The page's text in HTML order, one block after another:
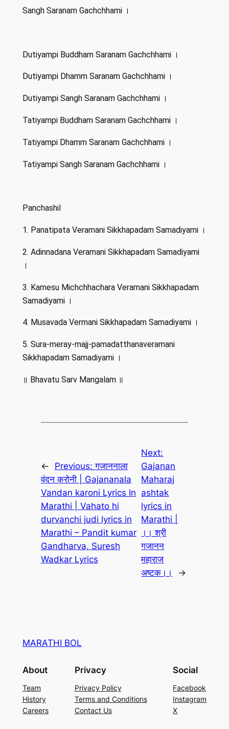
Sangh Saranam Gachchhami ।
Dutiyampi Buddham Saranam Gachchhami ।
Dutiyampi Dhamm Saranam Gachchhami ।
Dutiyampi Sangh Saranam Gachchhami ।
Tatiyampi Buddham Saranam Gachchhami ।
Tatiyampi Dhamm Saranam Gachchhami ।
Tatiyampi Sangh Saranam Gachchhami ।
Panchashil
1. Panatipata Veramani Sikkhapadam Samadiyami ।
2. Adinnadana Veramani Sikkhapadam Samadiyami
।
3. Kamesu Michchhachara Veramani Sikkhapadam
Samadiyami ।
4. Musavada Vermani Sikkhapadam Samadiyami ।
5. Sura-meray-majj-pamadatthanaveramani
Sikkhapadam Samadiyami ।
॥ Bhavatu Sarv Mangalam ॥
← Previous:गजाननाला
वंदन करोनी | Gajananala
Vandan karoni Lyrics In
Marathi | Vahato hi
durvanchi judi lyrics in
Marathi – Pandit kumar
Gandharva, Suresh
Wadkar Lyrics
Next:
Gajanan
Maharaj
ashtak
lyrics in
Marathi |
।। श्री
गजानन
महाराज
अष्टक।।
→
MARATHI BOL
About
Team
History
Careers
Privacy
Privacy Policy
Terms and Conditions
Contact Us
Social
Facebook
Instagram
X